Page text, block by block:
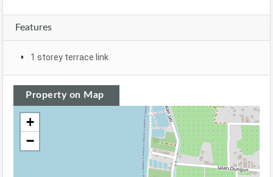
Features
1 storey terrace link
Property on Map
+
−